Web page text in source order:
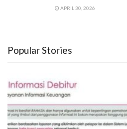
APRIL 30, 2026
Popular Stories